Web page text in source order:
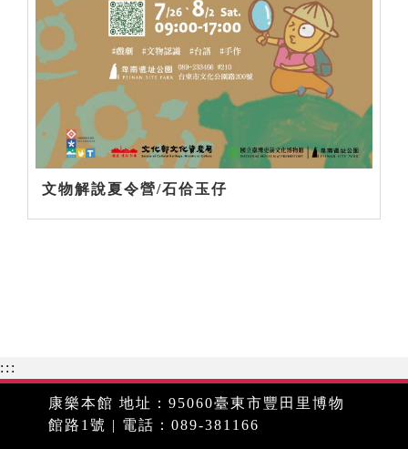
文物解說夏令營/石佮玉仔
:::
康樂本館 地址：95060臺東市豐田里博物
館路1號 | 電話：089-381166